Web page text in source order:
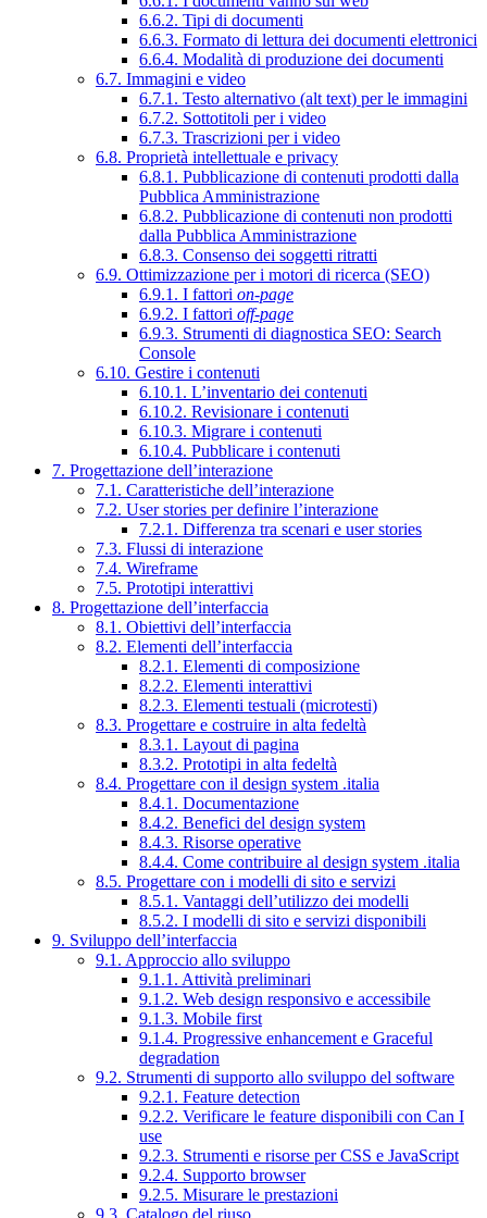
6.6.2. Tipi di documenti
6.6.3. Formato di lettura dei documenti elettronici
6.6.4. Modalità di produzione dei documenti
6.7. Immagini e video
6.7.1. Testo alternativo (alt text) per le immagini
6.7.2. Sottotitoli per i video
6.7.3. Trascrizioni per i video
6.8. Proprietà intellettuale e privacy
6.8.1. Pubblicazione di contenuti prodotti dalla
Pubblica Amministrazione
6.8.2. Pubblicazione di contenuti non prodotti
dalla Pubblica Amministrazione
6.8.3. Consenso dei soggetti ritratti
6.9. Ottimizzazione per i motori di ricerca (SEO)
6.9.1. I fattori on-page
6.9.2. I fattori off-page
6.9.3. Strumenti di diagnostica SEO: Search
Console
6.10. Gestire i contenuti
6.10.1. L’inventario dei contenuti
6.10.2. Revisionare i contenuti
6.10.3. Migrare i contenuti
6.10.4. Pubblicare i contenuti
7. Progettazione dell’interazione
7.1. Caratteristiche dell’interazione
7.2. User stories per definire l’interazione
7.2.1. Differenza tra scenari e user stories
7.3. Flussi di interazione
7.4. Wireframe
7.5. Prototipi interattivi
8. Progettazione dell’interfaccia
8.1. Obiettivi dell’interfaccia
8.2. Elementi dell’interfaccia
8.2.1. Elementi di composizione
8.2.2. Elementi interattivi
8.2.3. Elementi testuali (microtesti)
8.3. Progettare e costruire in alta fedeltà
8.3.1. Layout di pagina
8.3.2. Prototipi in alta fedeltà
8.4. Progettare con il design system .italia
8.4.1. Documentazione
8.4.2. Benefici del design system
8.4.3. Risorse operative
8.4.4. Come contribuire al design system .italia
8.5. Progettare con i modelli di sito e servizi
8.5.1. Vantaggi dell’utilizzo dei modelli
8.5.2. I modelli di sito e servizi disponibili
9. Sviluppo dell’interfaccia
9.1. Approccio allo sviluppo
9.1.1. Attività preliminari
9.1.2. Web design responsivo e accessibile
9.1.3. Mobile first
9.1.4. Progressive enhancement e Graceful
degradation
9.2. Strumenti di supporto allo sviluppo del software
9.2.1. Feature detection
9.2.2. Verificare le feature disponibili con Can I
use
9.2.3. Strumenti e risorse per CSS e JavaScript
9.2.4. Supporto browser
9.2.5. Misurare le prestazioni
9.3. Catalogo del riuso